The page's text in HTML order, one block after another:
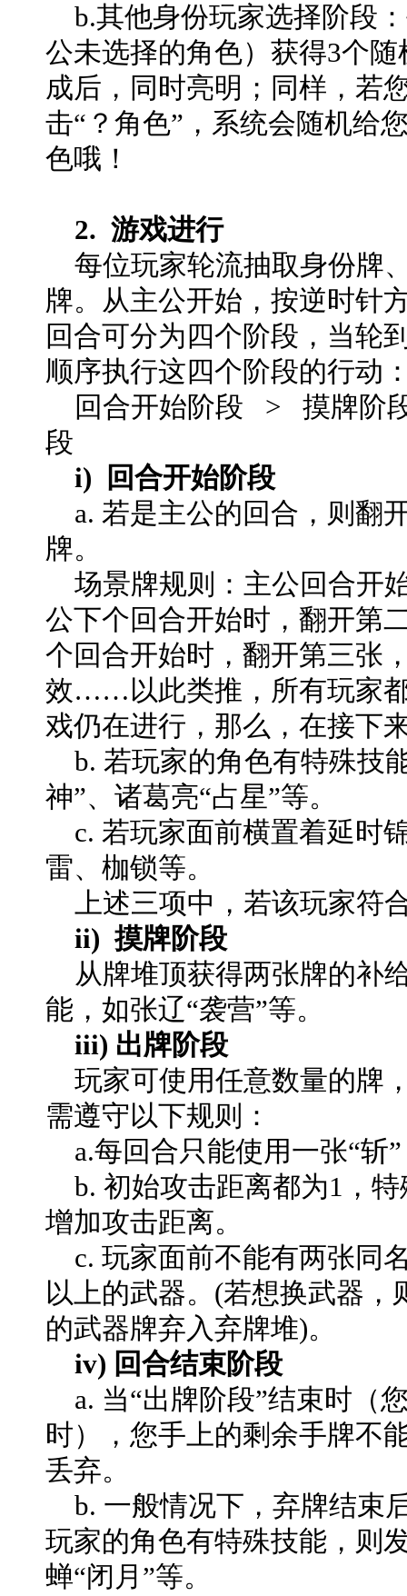
b.其他身份玩家选择阶段
公未选择的角色）获得3个
成后，同时亮明；同样，若
击“？角色”，系统会随机给
色哦！
2. 游戏进行
每位玩家轮流抽取身份牌
牌。从主公开始，按逆时针
回合可分为四个阶段，当轮
顺序执行这四个阶段的行动
回合开始阶段 > 摸牌阶
段
i) 回合开始阶段
a. 若是主公的回合，则翻
牌。
场景牌规则：主公回合开
公下个回合开始时，翻开第
个回合开始时，翻开第三张
效……以此类推，所有玩家
戏仍在进行，那么，在接下
b. 若玩家的角色有特殊技
神”、诸葛亮“占星”等。
c. 若玩家面前横置着延时
雷、枷锁等。
上述三项中，若该玩家符
ii) 摸牌阶段
从牌堆顶获得两张牌的补
能，如张辽“袭营”等。
iii) 出牌阶段
玩家可使用任意数量的牌
需遵守以下规则：
a.每回合只能使用一张“斩
b. 初始攻击距离都为1，
增加攻击距离。
c. 玩家面前不能有两张同
以上的武器。(若想换武器
的武器牌弃入弃牌堆)。
iv) 回合结束阶段
a. 当“出牌阶段”结束时（
时），您手上的剩余手牌不
丢弃。
b. 一般情况下，弃牌结束
玩家的角色有特殊技能，则
蝉“闭月”等。